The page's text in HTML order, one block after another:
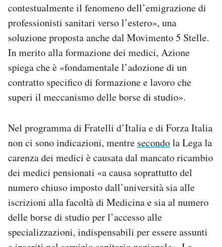
contestualmente il fenomeno dell’emigrazione di
professionisti sanitari verso l’estero», una
soluzione proposta anche dal Movimento 5 Stelle.
In merito alla formazione dei medici, Azione
spiega che è «fondamentale l’adozione di un
contratto specifico di formazione e lavoro che
superi il meccanismo delle borse di studio».
Nel programma di Fratelli d’Italia e di Forza Italia
non ci sono indicazioni, mentre secondola Lega la
carenza dei medici è causata dal mancato ricambio
dei medici pensionati «a causa soprattutto del
numero chiuso imposto dall’università sia alle
iscrizioni alla facoltà di Medicina e sia al numero
delle borse di studio per l’accesso alle
specializzazioni, indispensabili per essere assunti